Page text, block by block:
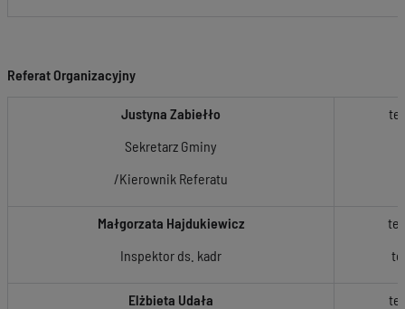
Referat Organizacyjny
Justyna Zabiełło
Sekretarz Gminy
/Kierownik Referatu
Małgorzata Hajdukiewicz
Inspektor ds. kadr
Elżbieta Udała